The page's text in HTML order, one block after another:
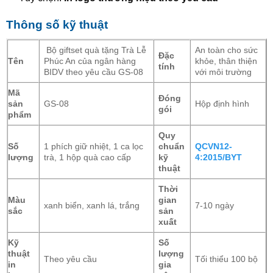
Thông số kỹ thuật
Tên
Bộ giftset quà tặng Trà Lễ
Phúc An của ngân hàng
BIDV theo yêu cầu GS-08
Đặc
tính
An toàn cho sức
khỏe, thân thiện
với môi trường
Mã
sản
phẩm
GS-08
Đóng
gói
Hộp định hình
Số
lượng
1 phích giữ nhiệt, 1 ca lọc
trà, 1 hộp quà cao cấp
Quy
chuẩn
kỹ
thuật
QCVN12-
4:2015/BYT
Màu
sắc
xanh biển, xanh lá, trắng
Thời
gian
sản
xuất
7-10 ngày
Kỹ
thuật
in
Theo yêu cầu
Số
lượng
gia
Tối thiểu 100 bộ